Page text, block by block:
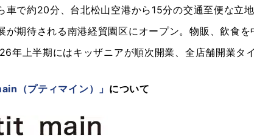
車で約20分、台北松山空港から15分の交通至便な立
が期待される南港経貿園区にオープン。物販、飲食
年上半期にはキッザニアが順次開業、全店舗開業タ
（プティマイン）」 について